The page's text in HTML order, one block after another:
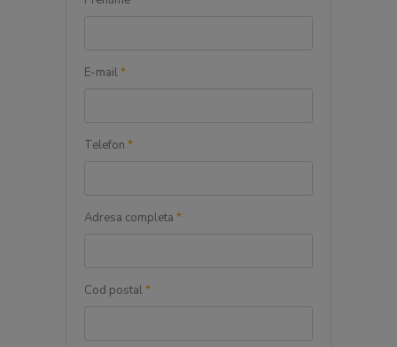
E-mail*
Telefon *
Adresa completa *
Cod postal*